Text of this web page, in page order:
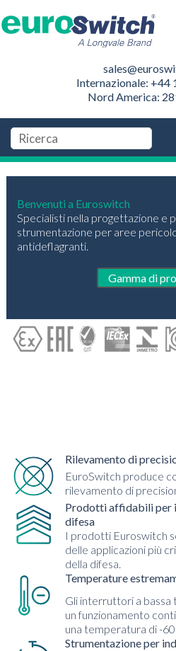
Internazionale: +44
Nord America:
Benvenuti a Euroswitch
Specialisti nella progettazione e
strumentazione per aree
antideflagranti.
Gamma di
Rilevamento di
EuroSwitch produce
rilevamento di
Prodotti affidabili per
difesa
I prodotti Euroswitch
delle applicazioni più
della difesa.
Temperature
Gli interruttori a
un funzionamento
una temperatura di -
Strumentazione per